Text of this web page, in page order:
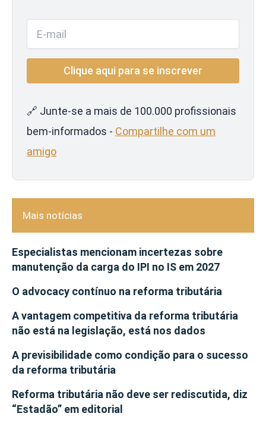
🔗 Junte-se a mais de 100.000 profissionais
bem-informados - Compartilhe com um
amigo
Mais notícias
Especialistas mencionam incertezas sobre
manutenção da carga do IPI no IS em 2027
O advocacy contínuo na reforma tributária
A vantagem competitiva da reforma tributária
não está na legislação, está nos dados
A previsibilidade como condição para o sucesso
da reforma tributária
Reforma tributária não deve ser rediscutida, diz
“Estadão” em editorial